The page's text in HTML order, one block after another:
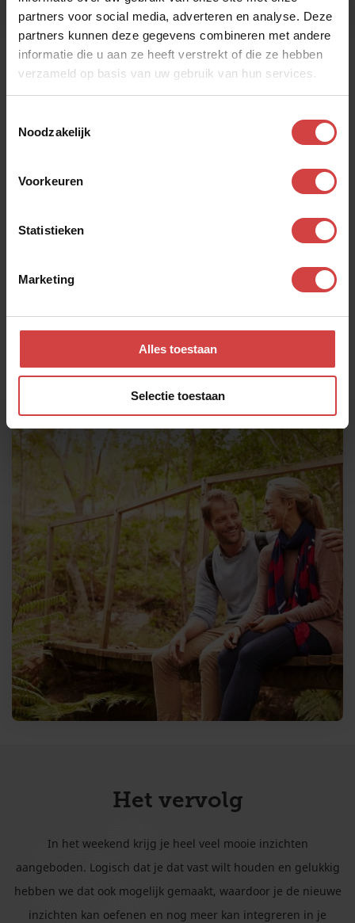
partners voor social media, adverteren en analyse. Deze
partners kunnen deze gegevens combineren met andere
informatie die u aan ze heeft verstrekt of die ze hebben
verzameld op basis van uw gebruik van hun services.
Noodzakelijk
Voorkeuren
Statistieken
Marketing
Alles toestaan
Selectie toestaan
Onzethema’s
Je gaat samen aan de slag met belangrijke thema’s als:
begin van onze relatieen nu
en verantwoordelijkheid
• Hoe gaan we om met onze
• Wat is onze
Het vervolg
In het weekend krijg je heel veel mooie inzichten
aangeboden. Logisch dat je dat vast wilt houden en gelukkig
hebben we dat ook mogelijk gemaakt, waardoor je de nieuwe
inzichten kan oefenen en nog meer kan integreren in je